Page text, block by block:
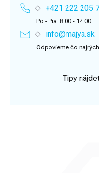
+421 222 205
Po - Pia: 8:00 - 14:00
info@majya.sk
Odpovieme čo
Tipy